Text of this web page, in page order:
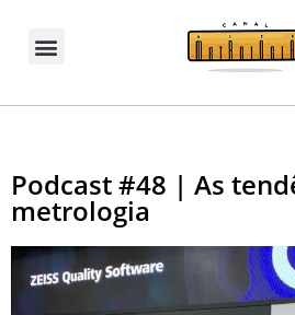
Podcast #48 | As
metrologia